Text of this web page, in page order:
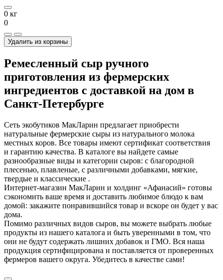
0 кг
0
Удалить из корзины
Ремесленный сыр ручного
приготовления из фермерских
ингредиентов с доставкой на дом в
Санкт-Петербурге
Сеть экобутиков МакЛарин предлагает приобрести
натуральные фермерские сыры из натурального молока
местных коров. Все товары имеют сертификат соответствия
и гарантию качества. В каталоге вы найдете самые
разнообразные виды и категории сыров: с благородной
плесенью, плавленые, с различными добавками, мягкие,
твердые и классические .
Интернет-магазин МакЛарин и холдинг «Афанасий» готовы
сэкономить ваше время и доставить любимое блюдо к вам
домой: закажите понравившийся товар и вскоре он будет у вас
дома.
Помимо различных видов сыров, вы можете выбрать любые
продукты из нашего каталога и быть уверенными в том, что
они не будут содержать лишних добавок и ГМО. Вся наша
продукция сертифицирована и поставляется от проверенных
фермеров вашего округа. Убедитесь в качестве сами!